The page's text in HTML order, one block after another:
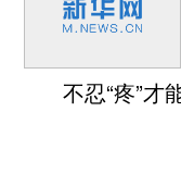
不忍“疼”才